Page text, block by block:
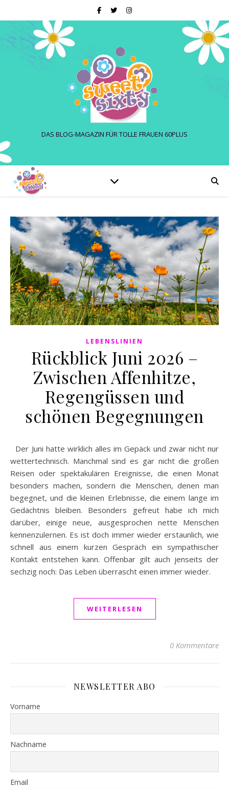
DAS BLOG-MAGAZIN FÜR TOLLE FRAUEN 60PLUS
LEBENSLINIEN
Rückblick Juni 2026 –
Zwischen Affenhitze,
Regengüssen und
schönen Begegnungen
Der Juni hatte wirklich alles im Gepäck und zwar nicht nur
wettertechnisch. Manchmal sind es gar nicht die großen
Reisen oder spektakulären Ereignisse, die einen Monat
besonders machen, sondern die Menschen, denen man
begegnet, und die kleinen Erlebnisse, die einem lange im
Gedächtnis bleiben. Besonders gefreut habe ich mich
darüber, einige neue, ausgesprochen nette Menschen
kennenzulernen. Es ist doch immer wieder erstaunlich, wie
schnell aus einem kurzen Gespräch ein sympathischer
Kontakt entstehen kann. Offenbar gilt auch jenseits der
sechzig noch: Das Leben überrascht einen immer wieder.
WEITERLESEN
0 Kommentare
NEWSLETTER ABO
Vorname
Nachname
Email